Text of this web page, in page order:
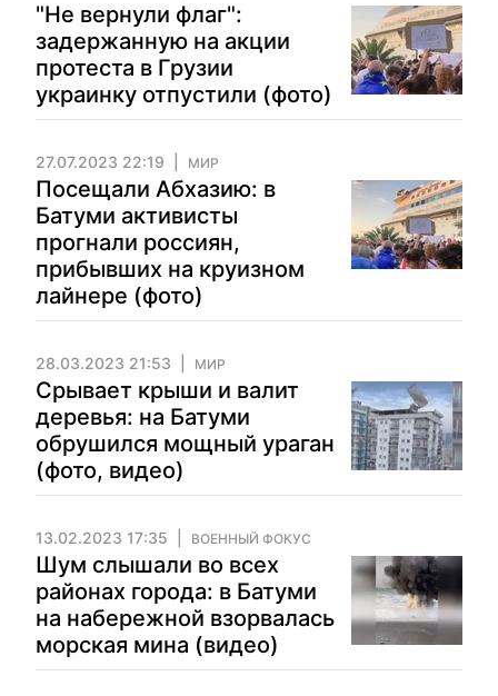
"Не вернули флаг":
задержанную на акции
протеста в Грузии
украинку отпустили (фото)
27.07.2023 22:19 МИР
Посещали Абхазию: в
Батуми активисты
прогнали россиян,
прибывших на круизном
лайнере (фото)
28.03.2023 21:53 МИР
Срывает крыши и валит
деревья: на Батуми
обрушился мощный ураган
(фото, видео)
13.02.2023 17:35 ВОЕННЫЙ ФОКУС
Шум слышали во всех
районах города: в Батуми
на набережной взорвалась
морская мина (видео)